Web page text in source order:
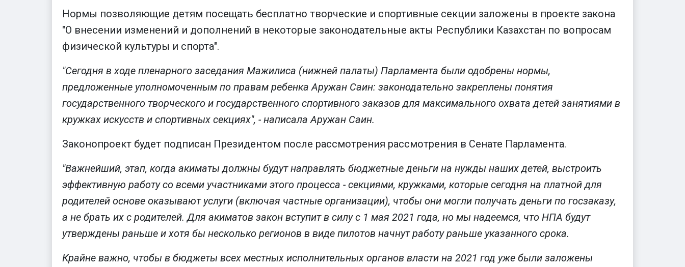
Нормы позволяющие детям посещать бесплатно творческие и спортивные секции заложены в проекте закона
"О внесении изменений и дополнений в некоторые законодательные акты Республики Казахстан по вопросам
физической культуры и спорта".
"Сегодня в ходе пленарного заседания Мажилиса (нижней палаты) Парламента были одобрены нормы,
предложенные уполномоченным по правам ребенка Аружан Саин: законодательно закреплены понятия
государственного творческого и государственного спортивного заказов для максимального охвата детей занятиями в
кружках искусств и спортивных секциях", - написала Аружан Саин.
Законопроект будет подписан Президентом после рассмотрения рассмотрения в Сенате Парламента.
"Важнейший, этап, когда акиматы должны будут направлять бюджетные деньги на нужды наших детей, выстроить
эффективную работу со всеми участниками этого процесса - секциями, кружками, которые сегодня на платной для
родителей основе оказывают услуги (включая частные организации), чтобы они могли получать деньги по госзаказу,
а не брать их с родителей. Для акиматов закон вступит в силу с 1 мая 2021 года, но мы надеемся, что НПА будут
утверждены раньше и хотя бы несколько регионов в виде пилотов начнут работу раньше указанного срока.
Крайне важно, чтобы в бюджеты всех местных исполнительных органов власти на 2021 год уже были заложены